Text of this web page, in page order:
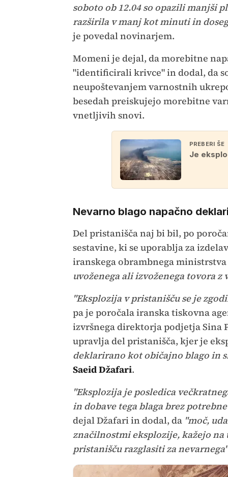
soboto ob 12.04 so opazili manjši
razširila v manj kot minuti in
je povedal novinarjem.
Momeni je dejal, da morebitne
"identificirali krivce" in dodal, da
neupoštevanjem varnostnih
besedah preiskujejo morebitne
vnetljivih snovi.
PREBERI ŠE
Je
Nevarno blago napačno
Del pristanišča naj bi bil, po
sestavine, ki se uporablja za
iranskega obrambnega ministrstva
uvoženega ali izvoženega tovora
"Eksplozija v pristanišču se je
pa je poročala iranska tiskovna
izvršnega direktorja podjetja Sina
upravlja del pristanišča, kjer je
deklarirano kot običajno blago in
Saeid Džafari.
"Eksplozija je posledica
in dobave tega blaga brez
dejal Džafari in dodal, da "moč,
značilnostmi eksplozije, kažejo
pristanišču razglasiti za nevarnega"